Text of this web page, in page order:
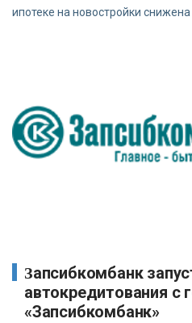
ипотеке на новостройки снижена
Запсибкомбанк запустил программу
автокредитования с
«Запсибкомбанк»